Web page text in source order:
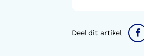
Deel dit artikel